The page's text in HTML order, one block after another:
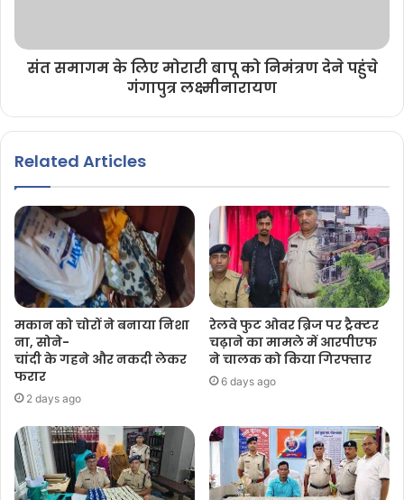
संत समागम के लिए मोरारी बापू को निमंत्रण देने पहुंचे
गंगापुत्र लक्ष्मीनारायण
Related Articles
मकान को चोरों ने बनाया निशा
ना, सोने-
चांदी के गहने और नकदी लेकर
फरार
2 days ago
रेलवे फुट ओवर ब्रिज पर ट्रैक्टर
चढ़ाने का मामले में आरपीएफ
ने चालक को किया गिरफ्तार
6 days ago